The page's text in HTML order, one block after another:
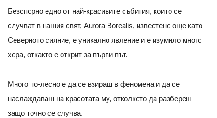
Безспорно едно от най-красивите събития, които се
случват в нашия свят, Aurora Borealis, известено още като
Северното сияние, е уникално явление и е изумило много
хора, откакто е открит за първи път.
Много по-лесно е да се взираш в феномена и да се
наслаждаваш на красотата му, отколкото да разбереш
защо точно се случва.